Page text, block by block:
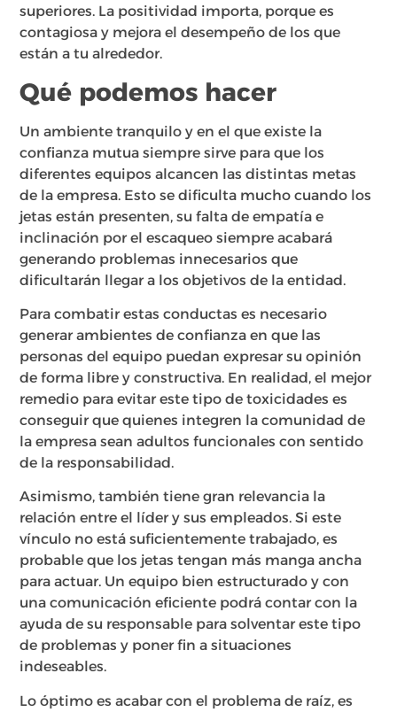
superiores. La positividad importa, porque es
contagiosa y mejora el desempeño de los que
están a tu alrededor.
Qué podemos hacer
Un ambiente tranquilo y en el que existe la
confianza mutua siempre sirve para que los
diferentes equipos alcancen las distintas metas
de la empresa. Esto se dificulta mucho cuando los
jetas están presenten, su falta de empatía e
inclinación por el escaqueo siempre acabará
generando problemas innecesarios que
dificultarán llegar a los objetivos de la entidad.
Para combatir estas conductas es necesario
generar ambientes de confianza en que las
personas del equipo puedan expresar su opinión
de forma libre y constructiva. En realidad, el mejor
remedio para evitar este tipo de toxicidades es
conseguir que quienes integren la comunidad de
la empresa sean adultos funcionales con sentido
de la responsabilidad.
Asimismo, también tiene gran relevancia la
relación entre el líder y sus empleados. Si este
vínculo no está suficientemente trabajado, es
probable que los jetas tengan más manga ancha
para actuar. Un equipo bien estructurado y con
una comunicación eficiente podrá contar con la
ayuda de su responsable para solventar este tipo
de problemas y poner fin a situaciones
indeseables.
Lo óptimo es acabar con el problema de raíz, es